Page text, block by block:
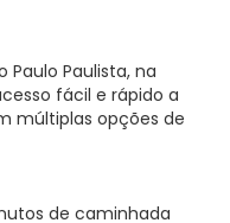
Paulo Paulista, na
fácil e rápido a
múltiplas opções de
de caminhada